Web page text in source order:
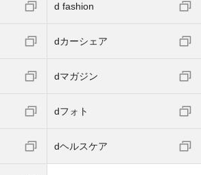
d fashion
dカーシェア
dマガジン
dフォト
dヘルスケア